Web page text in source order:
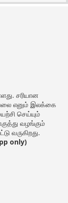
சரியான
எனும் இலக்கை
செய்யும்
வழங்கும்
வருகிறது.
only)